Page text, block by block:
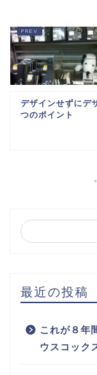
デザインせずにデ
つのポイント
最近の投稿
これが８年
ウスコック